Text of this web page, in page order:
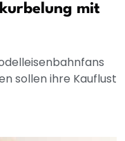
mit
sollen ihre Kauflust